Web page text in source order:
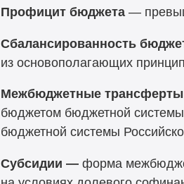
Профицит бюджета—
Сбалансированность
из основополагающих
Межбюджетные трансферты
бюджетом бюджетной
бюджетной системы
Субсидии —форма